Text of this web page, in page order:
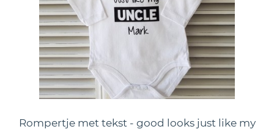
Rompertje met tekst - good looks just like my